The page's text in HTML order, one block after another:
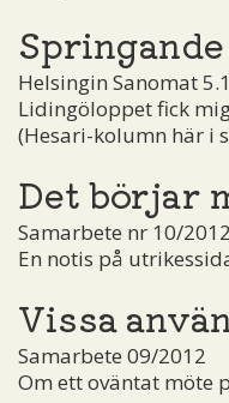
Helsingin Sanomat
Lidingöloppet fick
(Hesari-kolumn här i
Det börjar
Samarbete nr 10/2012
En notis på
Vissa
Samarbete 09/2012
Om ett oväntat möte